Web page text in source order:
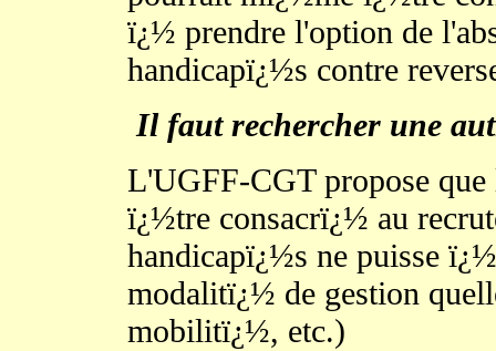
ï¿½ prendre l'option de
handicapï¿½s contre
Il faut rechercher une
L'UGFF-CGT propose
ï¿½tre consacrï¿½ au
handicapï¿½s ne puisse
modalitï¿½ de gestion
mobilitï¿½, etc.)